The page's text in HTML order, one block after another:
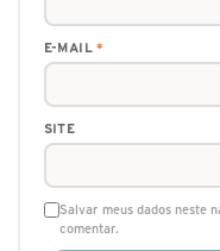
E-MAIL*
SITE
Salvar meus dados neste
comentar.